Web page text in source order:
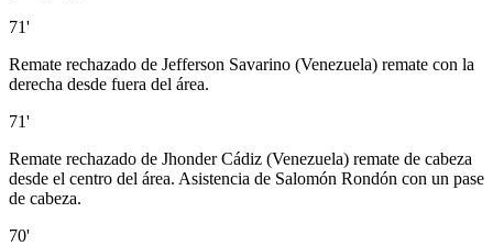
71'
Remate rechazado de Jefferson Savarino (Venezuela) remate con la
derecha desde fuera del área.
71'
Remate rechazado de Jhonder Cádiz (Venezuela) remate de cabeza
desde el centro del área. Asistencia de Salomón Rondón con un pase
de cabeza.
70'